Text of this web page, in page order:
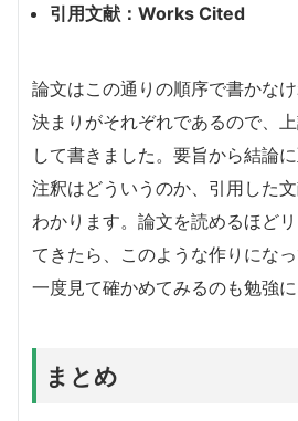
引用文献：Works Cited
論文はこの通りの順序で書かな
決まりがそれぞれであるので、
して書きました。要旨から結論
注釈はどういうのか、引用した
わかります。論文を読めるほど
てきたら、このような作りになっ
一度見て確かめてみるのも勉強に
まとめ